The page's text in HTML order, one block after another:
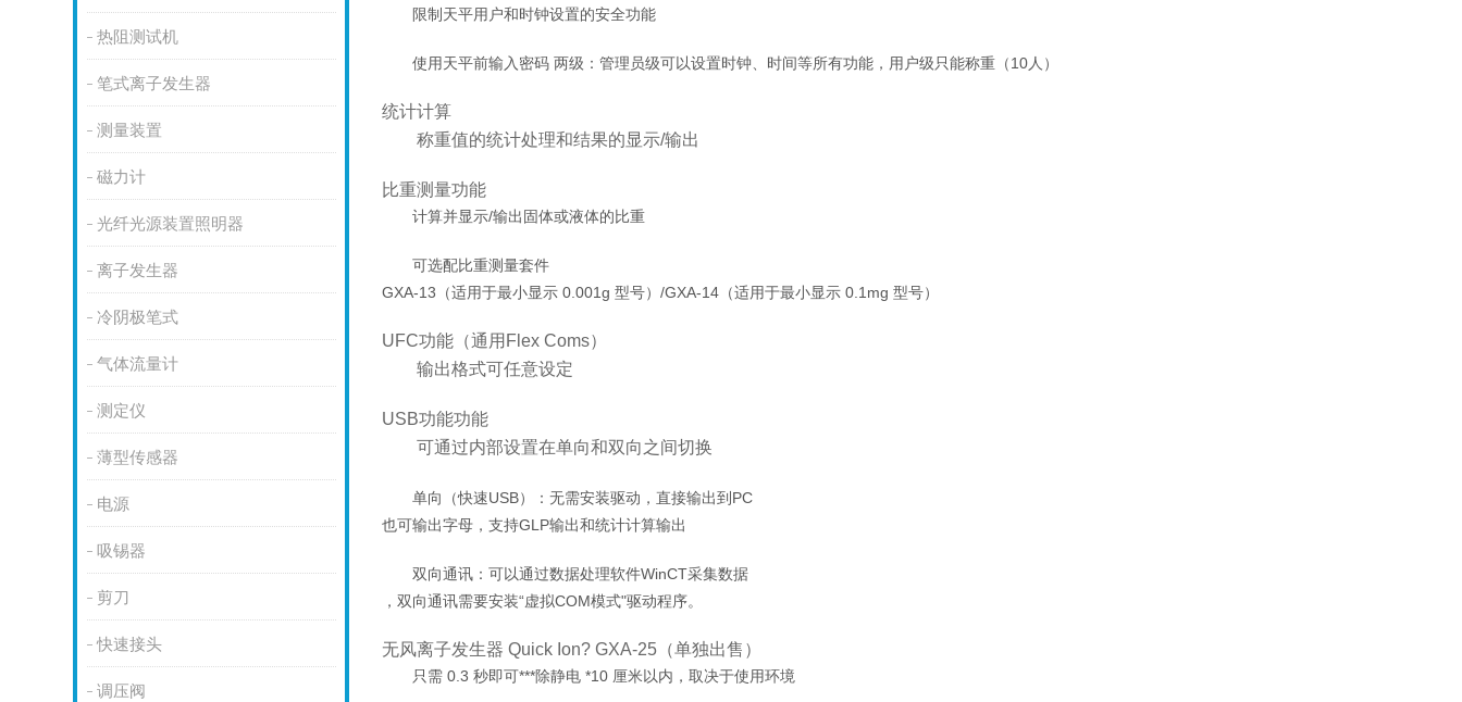
热阻测试机
笔式离子发生器
测量装置
磁力计
光纤光源装置照明器
离子发生器
冷阴极笔式
气体流量计
测定仪
薄型传感器
电源
吸锡器
剪刀
快速接头
调压阀
限制天平用户和时钟设置的安全功能
使用天平前输入密码 两级：管理员级可以设置时钟、时间等所有功能，用户级只能称重（10人）
统计计算
称重值的统计处理和结果的显示/输出
比重测量功能
计算并显示/输出固体或液体的比重
可选配比重测量套件
GXA-13（适用于最小显示 0.001g 型号）/GXA-14（适用于最小显示 0.1mg 型号）
UFC功能（通用Flex Coms）
输出格式可任意设定
USB功能功能
可通过内部设置在单向和双向之间切换
单向（快速USB）：无需安装驱动，直接输出到PC
也可输出字母，支持GLP输出和统计计算输出
双向通讯：可以通过数据处理软件WinCT采集数据
，双向通讯需要安装“虚拟COM模式"驱动程序。
无风离子发生器 Quick Ion? GXA-25（单独出售）
只需 0.3 秒即可***除静电 *10 厘米以内，取决于使用环境